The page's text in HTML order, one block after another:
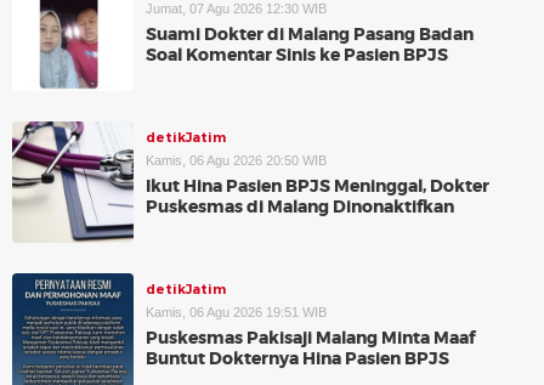
Jumat, 07 Agu 2026 12:30 WIB
Suami Dokter di Malang Pasang Badan
Soal Komentar Sinis ke Pasien BPJS
detikJatim
Kamis, 06 Agu 2026 20:50 WIB
Ikut Hina Pasien BPJS Meninggal, Dokter
Puskesmas di Malang Dinonaktifkan
detikJatim
Kamis, 06 Agu 2026 19:51 WIB
Puskesmas Pakisaji Malang Minta Maaf
Buntut Dokternya Hina Pasien BPJS